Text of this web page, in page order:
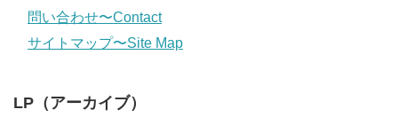
問い合わせ〜Contact
サイトマップ〜Site Map
LP（アーカイブ）